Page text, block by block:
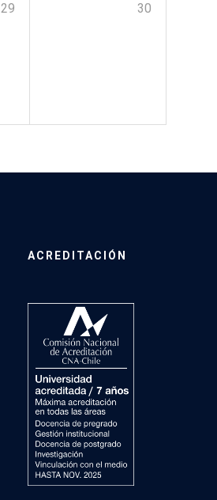
29 30
ACREDITACIÓN